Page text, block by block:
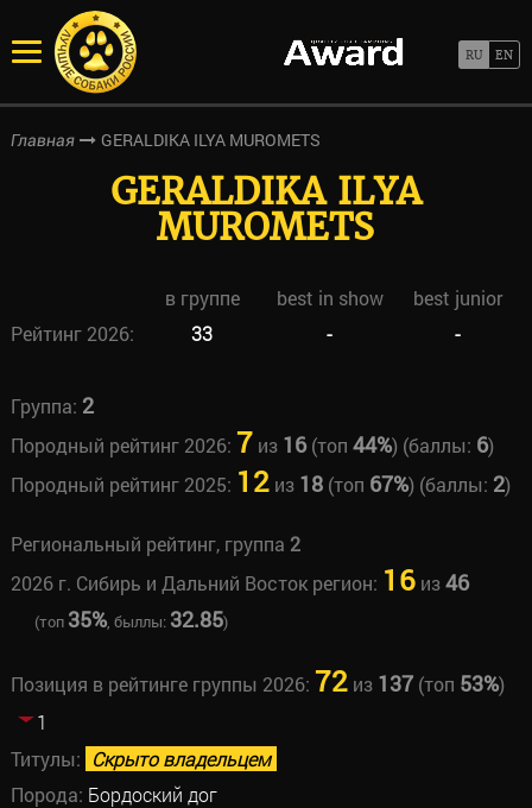
Главная GERALDIKA ILYA MUROMETS
GERALDIKA ILYA
MUROMETS
в группе best in show
best junior
Рейтинг 2026:
33 - -
Группа: 2
Породный рейтинг 2026: 7 из 16(топ 44%) (баллы: 6)
Породный рейтинг 2025: 12из 18(топ 67%) (баллы: 2)
Региональный рейтинг, группа 2
2026 г. Сибирь и Дальний Восток регион: 16из46
(топ 35%, быллы: 32.85)
Позиция в рейтинге группы 2026: 72из 137(топ 53%)
1
Титулы: Скрыто владельцем
Порода: Бордоский дог